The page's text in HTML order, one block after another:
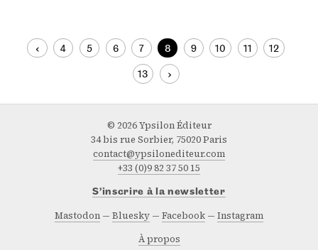
‹ 4 5 6 7 8 9 10 11 12
13 ›
© 2026 Ypsilon Éditeur
34 bis rue Sorbier, 75020 Paris
contact@ypsilonediteur.com
+33 (0)9 82 37 50 15
S’inscrire à la newsletter
Mastodon Bluesky Facebook
Instagram
À propos